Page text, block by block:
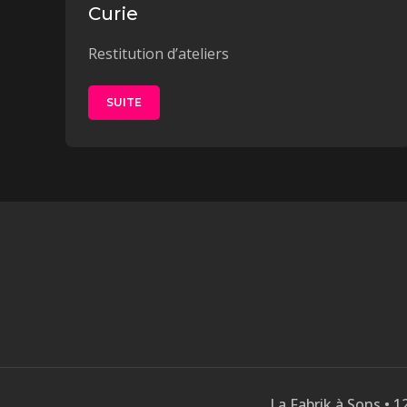
Curie
Restitution d’ateliers
SUITE